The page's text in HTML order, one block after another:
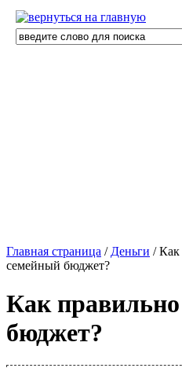
Главная страница / Деньги / Как
семейный бюджет?
Как
бюджет?